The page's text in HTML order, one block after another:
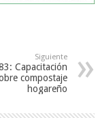
Siguiente
Capacitación
compostaje
hogareño